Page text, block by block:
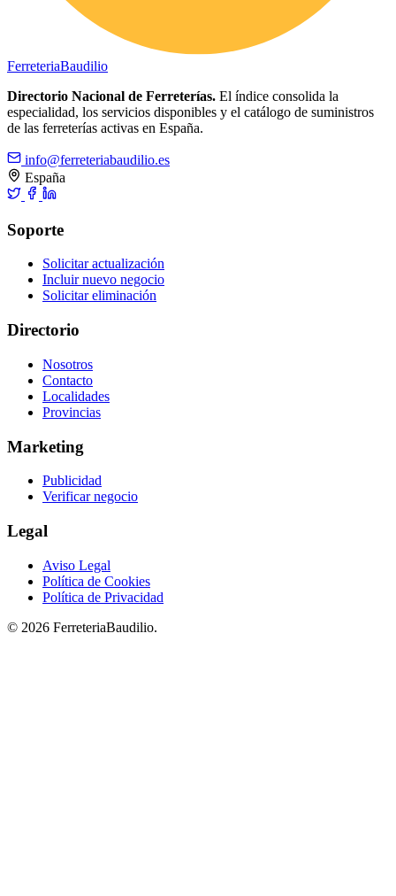
FerreteriaBaudilio
Directorio Nacional de Ferreterías. El índice consolida la
especialidad, los servicios disponibles y el catálogo de suministros
de las ferreterías activas en España.
info@ferreteriabaudilio.es
España
Soporte
Solicitar actualización
Incluir nuevo negocio
Solicitar eliminación
Directorio
Nosotros
Contacto
Localidades
Provincias
Marketing
Publicidad
Verificar negocio
Legal
Aviso Legal
Política de Cookies
Política de Privacidad
© 2026 FerreteriaBaudilio.